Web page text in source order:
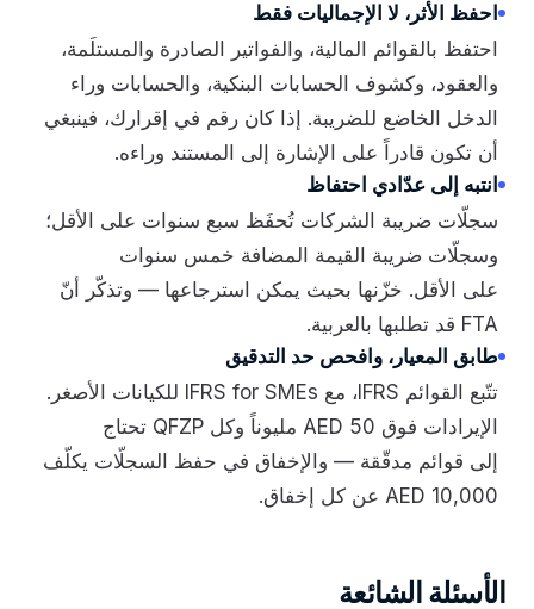
احفظ الأثر، لا الإجماليات فقط
احتفظ بالقوائم المالية، والفواتير الصادرة والمستلَمة،
والعقود، وكشوف الحسابات البنكية، والحسابات وراء
الدخل الخاضع للضريبة. إذا كان رقم في إقرارك، فينبغي
أن تكون قادراً على الإشارة إلى المستند وراءه.
انتبه إلى عدّادي احتفاظ
سجلّات ضريبة الشركات تُحفَظ سبع سنوات على الأقل؛
وسجلّات ضريبة القيمة المضافة خمس سنوات
على الأقل. خزّنها بحيث يمكن استرجاعها — وتذكّر أنّ
FTA قد تطلبها بالعربية.
طابق المعيار، وافحص حد التدقيق
تتّبع القوائم IFRS، مع IFRS for SMEs للكيانات الأصغر.
الإيرادات فوق AED 50 مليوناً وكل QFZP تحتاج
إلى قوائم مدقّقة — والإخفاق في حفظ السجلّات يكلّف
AED 10,000 عن كل إخفاق.
الأسئلة الشائعة